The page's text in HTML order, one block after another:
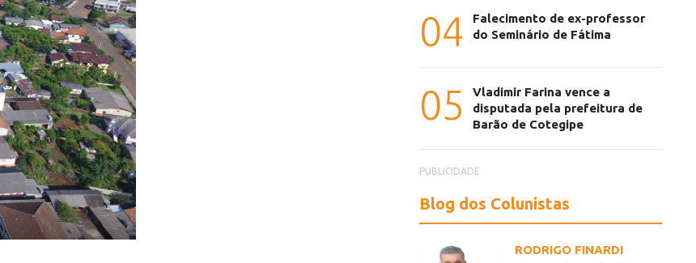
04
Falecimento de ex-professor
do Seminário de Fátima
05
Vladimir Farina vence a
disputada pela prefeitura de
Barão de Cotegipe
PUBLICIDADE
Blog dos Colunistas
RODRIGO FINARDI